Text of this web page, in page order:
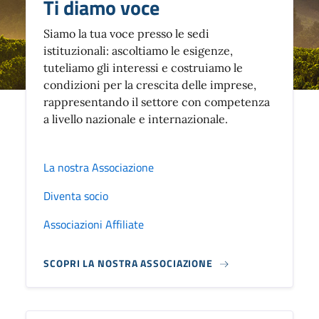
Ti diamo voce
Siamo la tua voce presso le sedi
istituzionali: ascoltiamo le esigenze,
tuteliamo gli interessi e costruiamo le
condizioni per la crescita delle imprese,
rappresentando il settore con competenza
a livello nazionale e internazionale.
La nostra Associazione
Diventa socio
Associazioni Affiliate
SCOPRI LA NOSTRA ASSOCIAZIONE